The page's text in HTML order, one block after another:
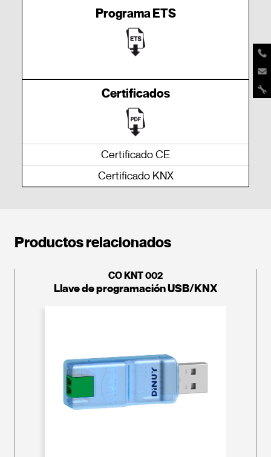
Programa ETS
Certificados
Certificado CE
Certificado KNX
Productos relacionados
CO KNT 002
Llave de programación USB/KNX